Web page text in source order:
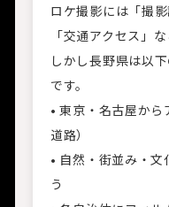
ロケ撮影には「撮
「交通アクセス」
しかし長野県は以
です。
• 東京・名古屋か
道路）
• 自然・街並み・
う